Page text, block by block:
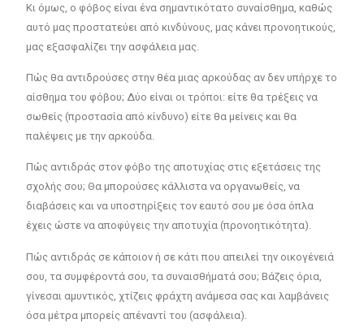
Κι όμως, ο φόβος είναι ένα σημαντικότατο συναίσθημα, καθώς
αυτό μας προστατεύει από κινδύνους, μας κάνει προνοητικούς,
μας εξασφαλίζει την ασφάλεια μας.
Πώς θα αντιδρούσες στην θέα μιας αρκούδας αν δεν υπήρχε το
αίσθημα του φόβου; Δύο είναι οι τρόποι: είτε θα τρέξεις να
σωθείς (προστασία από κίνδυνο) είτε θα μείνεις και θα
παλέψεις με την αρκούδα.
Πώς αντιδράς στον φόβο της αποτυχίας στις εξετάσεις της
σχολής σου; Θα μπορούσες κάλλιστα να οργανωθείς, να
διαβάσεις και να υποστηρίξεις τον εαυτό σου με όσα όπλα
έχεις ώστε να αποφύγεις την αποτυχία (προνοητικότητα).
Πώς αντιδράς σε κάποιον ή σε κάτι που απειλεί την οικογένειά
σου, τα συμφέροντά σου, τα συναισθήματά σου; Βάζεις όρια,
γίνεσαι αμυντικός, χτίζεις φράχτη ανάμεσα σας και λαμβάνεις
όσα μέτρα μπορείς απέναντί του (ασφάλεια).